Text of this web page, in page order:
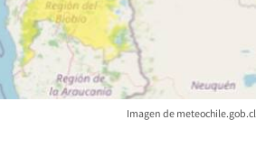
Imagen de meteochile.gob.cl